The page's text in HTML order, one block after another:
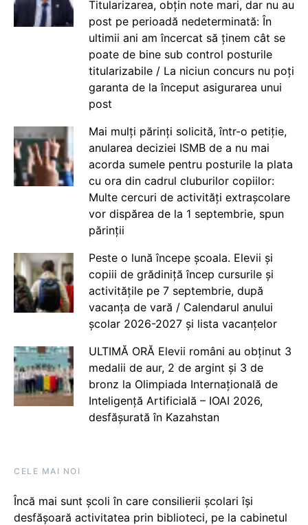
Titularizarea, obțin note mari, dar nu au
post pe perioadă nedeterminată: În
ultimii ani am încercat să ținem cât se
poate de bine sub control posturile
titularizabile / La niciun concurs nu poți
garanta de la început asigurarea unui
post
Mai mulți părinți solicită, într-o petiție,
anularea deciziei ISMB de a nu mai
acorda sumele pentru posturile la plata
cu ora din cadrul cluburilor copiilor:
Multe cercuri de activități extrașcolare
vor dispărea de la 1 septembrie, spun
părinții
Peste o lună începe școala. Elevii și
copiii de grădiniță încep cursurile și
activitățile pe 7 septembrie, după
vacanța de vară / Calendarul anului
școlar 2026-2027 și lista vacanțelor
ULTIMĂ ORĂ Elevii români au obținut 3
medalii de aur, 2 de argint și 3 de
bronz la Olimpiada Internațională de
Inteligență Artificială – IOAI 2026,
desfășurată în Kazahstan
CELE MAI NOI
Încă mai sunt școli în care consilierii școlari își
desfășoară activitatea prin biblioteci, pe la cabinetul